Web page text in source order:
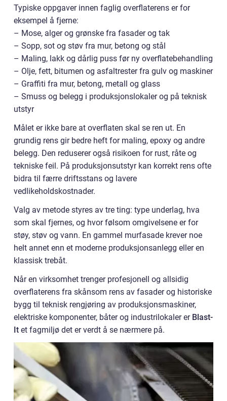
Typiske oppgaver innen faglig overflaterens er for
eksempel å fjerne:
– Mose, alger og grønske fra fasader og tak
– Sopp, sot og støv fra mur, betong og stål
– Maling, lakk og dårlig puss før ny overflatebehandling
– Olje, fett, bitumen og asfaltrester fra gulv og maskiner
– Graffiti fra mur, betong, metall og glass
– Smuss og belegg i produksjonslokaler og på teknisk
utstyr
Målet er ikke bare at overflaten skal se ren ut. En
grundig rens gir bedre heft for maling, epoxy og andre
belegg. Den reduserer også risikoen for rust, råte og
tekniske feil. På produksjonsutstyr kan korrekt rens ofte
bidra til færre driftsstans og lavere
vedlikeholdskostnader.
Valg av metode styres av tre ting: type underlag, hva
som skal fjernes, og hvor følsom omgivelsene er for
støy, støv og vann. En gammel murfasade krever noe
helt annet enn et moderne produksjonsanlegg eller en
klassisk trebåt.
Når en virksomhet trenger profesjonell og allsidig
overflaterens fra skånsom rens av fasader og historiske
bygg til teknisk rengjøring av produksjonsmaskiner,
elektriske komponenter, båter og industrilokaler er Blast-
It et fagmiljø det er verdt å se nærmere på.